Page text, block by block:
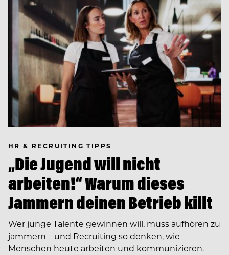
HR & RECRUITING TIPPS
„Die Jugend will nicht
arbeiten!“ Warum dieses
Jammern deinen Betrieb killt
Wer junge Talente gewinnen will, muss aufhören zu
jammern – und Recruiting so denken, wie
Menschen heute arbeiten und kommunizieren.